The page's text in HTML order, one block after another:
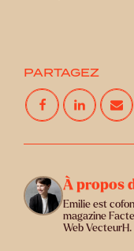
PARTAGEZ
À propos
Emilie est
magazine
Web VecteurH.